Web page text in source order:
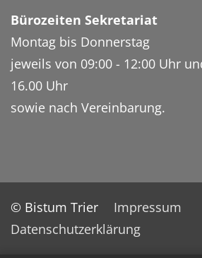
Bürozeiten Sekretariat
Montag bis Donnerstag
jeweils von 09:00 - 12:00 Uhr
16.00 Uhr
sowie nach Vereinbarung.
© Bistum Trier
Impressum
Datenschutzerklärung